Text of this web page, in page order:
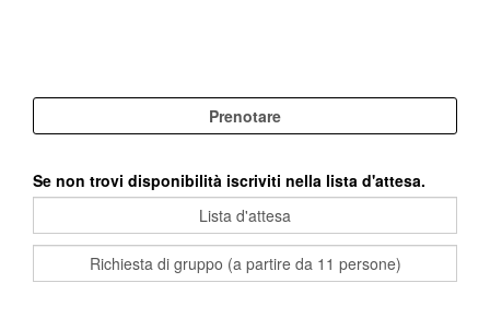
Se non trovi disponibilità iscriviti nella lista d'attesa.